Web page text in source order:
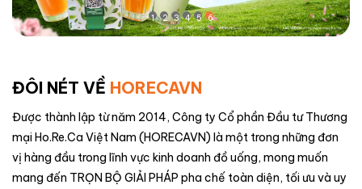
1 2 3 4 5 6
ĐÔI NÉT VỀ HORECAVN
Được thành lập từ năm 2014, Công ty Cổ phần Đầu tư Thương
mại Ho.Re.Ca Việt Nam (HORECAVN) là một trong những đơn
vị hàng đầu trong lĩnh vực kinh doanh đồ uống, mong muốn
mang đến TRỌN BỘ GIẢI PHÁP pha chế toàn diện, tối ưu và uy